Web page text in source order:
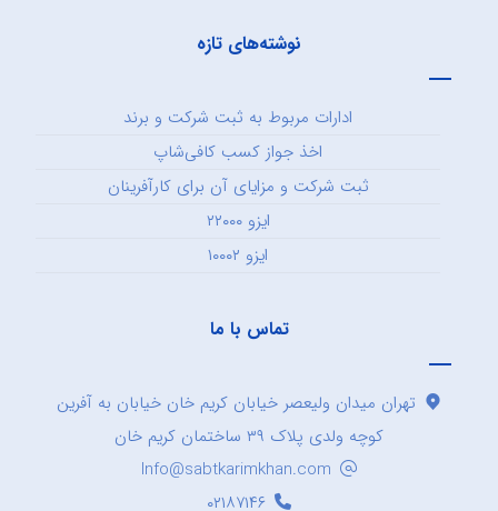
نوشته‌های تازه
ادارات مربوط به ثبت شرکت و برند
اخذ جواز کسب کافی‌شاپ
ثبت شرکت و مزایای آن برای کارآفرینان
ایزو ۲۲۰۰۰
ایزو ۱۰۰۰۲
تماس با ما
تهران میدان ولیعصر خیابان کریم خان خیابان به آفرین
کوچه ولدی پلاک ۳۹ ساختمان کریم خان
Info@sabtkarimkhan.com
۰۲۱۸۷۱۴۶